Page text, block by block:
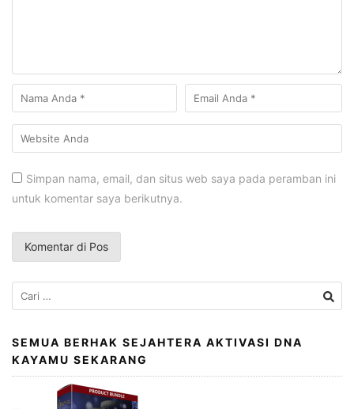
Simpan nama, email, dan situs web saya pada peramban ini
untuk komentar saya berikutnya.
Cari
untuk:
SEMUA BERHAK SEJAHTERA AKTIVASI DNA
KAYAMU SEKARANG